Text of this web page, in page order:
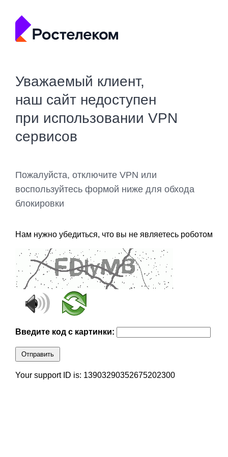
Уважаемый клиент,
наш сайт недоступен
при использовании VPN
сервисов
Пожалуйста, отключите VPN или
воспользуйтесь формой ниже для обхода
блокировки
Нам нужно убедиться, что вы не являетесь роботом
Введите код с картинки:
Отправить
Your support ID is: 13903290352675202300